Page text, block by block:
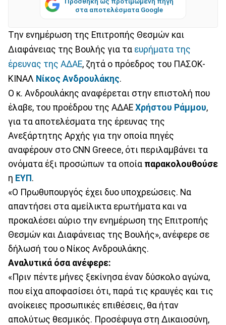
στα αποτελέσματα Google
Tην ενημέρωση της Επιτροπής Θεσμών και
Διαφάνειας της Βουλής για τα ευρήματα της
έρευνας της ΑΔΑΕ, ζητά ο πρόεδρος του ΠΑΣΟΚ-
ΚΙΝΑΛ Νίκος Ανδρουλάκης.
Ο κ. Ανδρουλάκης αναφέρεται στην επιστολή που
έλαβε, του προέδρου της ΑΔΑΕ Χρήστου Ράμμου,
για τα αποτελέσματα της έρευνας της
Ανεξάρτητης Αρχής για την οποία πηγές
αναφέρουν στο CNN Greece, ότι περιλαμβάνει τα
ονόματα έξι προσώπων τα οποία παρακολουθούσε
η ΕΥΠ.
«Ο Πρωθυπουργός έχει δυο υποχρεώσεις. Να
απαντήσει στα αμείλικτα ερωτήματα και να
προκαλέσει αύριο την ενημέρωση της Επιτροπής
Θεσμών και Διαφάνειας της Βουλής», ανέφερε σε
δήλωσή του ο Νίκος Ανδρουλάκης.
Αναλυτικά όσα ανέφερε:
«Πριν πέντε μήνες ξεκίνησα έναν δύσκολο αγώνα,
που είχα αποφασίσει ότι, παρά τις κραυγές και τις
ανοίκειες προσωπικές επιθέσεις, θα ήταν
απολύτως θεσμικός. Προσέφυγα στη Δικαιοσύνη,